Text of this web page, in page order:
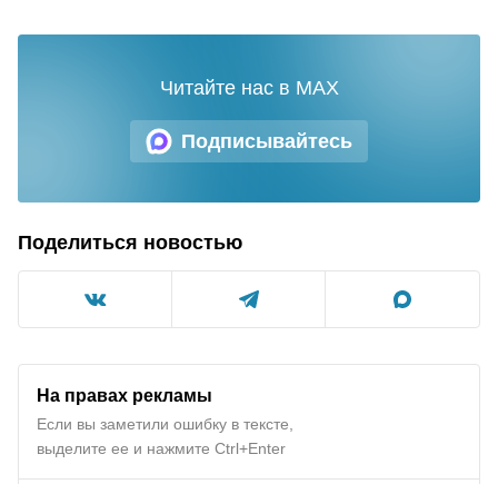
Подписывайтесь
Читайте нас в MAX
Поделиться новостью
На правах рекламы
Если вы заметили ошибку в тексте,
выделите ее и нажмите Ctrl+Enter